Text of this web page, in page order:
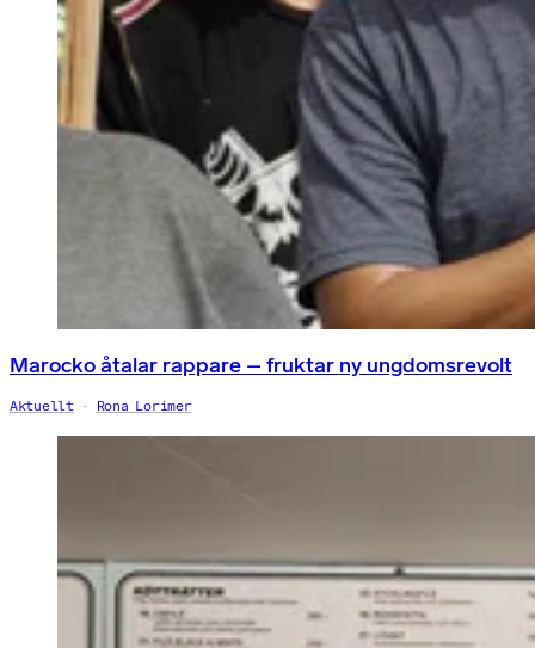
Marocko åtalar rappare – fruktar ny ungdomsrevolt
Aktuellt Rona Lorimer